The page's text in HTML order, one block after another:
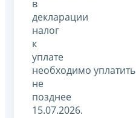
в
декларации
налог
к
уплате
необходимо уплатить
не
позднее
15.07.2026.